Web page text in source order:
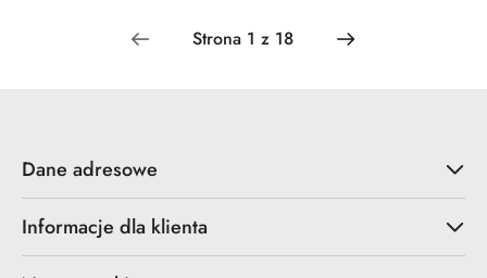
Dane adresowe
Informacje dla klienta